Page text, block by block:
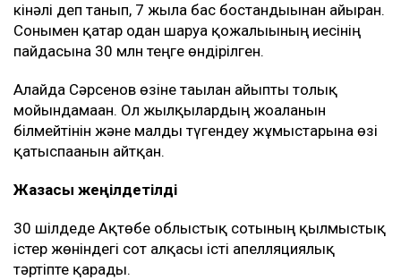
кінәлі деп танып, 7 жылға бас бостандығынан айырған.
Сонымен қатар одан шаруа қожалығының иесінің
пайдасына 30 млн теңге өндірілген.
Алайда Сәрсенов өзіне тағылған айыпты толық
мойындамаған. Ол жылқылардың жоғалғанын
білмейтінін және малды түгендеу жұмыстарына өзі
қатыспағанын айтқан.
Жазасы жеңілдетілді
30 шілдеде Ақтөбе облыстық сотының қылмыстық
істер жөніндегі сот алқасы істі апелляциялық
тәртіпте қарады.